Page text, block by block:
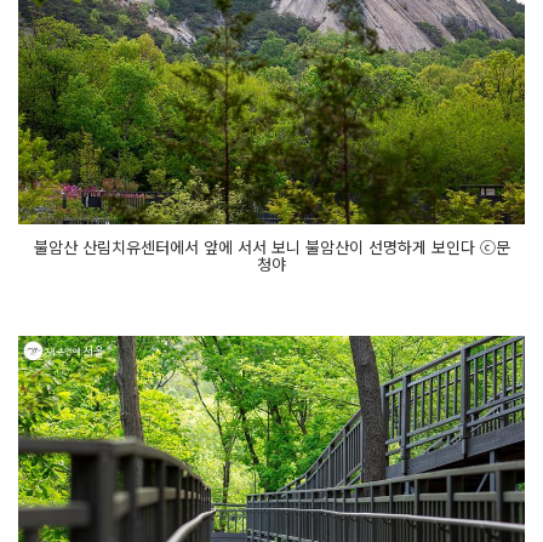
불암산 산림치유센터에서 앞에 서서 보니 불암산이 선명하게 보인다 ⓒ문
청야